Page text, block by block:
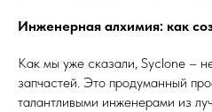
Инженерная алхимия: как
Как мы уже сказали, Syclone –
запчастей. Это продуманный
талантливыми инженерами из